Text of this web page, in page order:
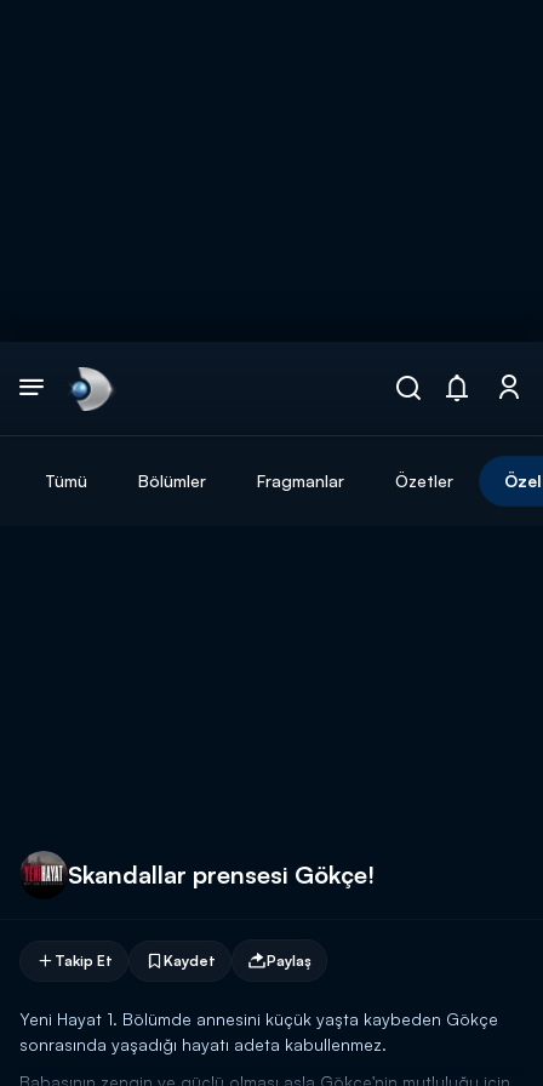
Tümü Bölümler Fragmanlar Özetler
Skandallar prensesi Gökçe!
Takip Et Kaydet Paylaş
Yeni Hayat 1. Bölümde annesini küçük yaşta kaybeden Gökçe
sonrasında yaşadığı hayatı adeta kabullenmez.
Babasının zengin ve güçlü olması asla Gökçe'nin mutluluğu için